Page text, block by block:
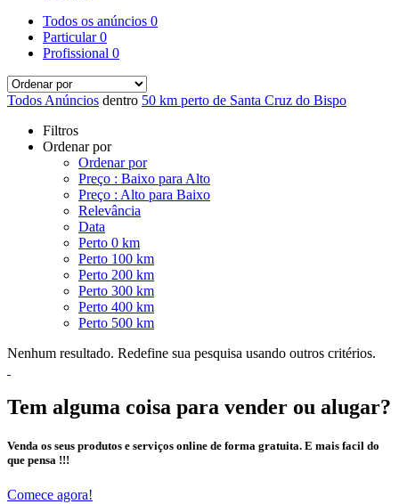
Todos os anúncios 0
Particular0
Profissional 0
Todos Anúncios dentro 50 km perto de Santa Cruz do Bispo
Filtros
Ordenar por
Ordenar por
Preço : Baixo para Alto
Preço : Alto para Baixo
Relevância
Data
Perto 0 km
Perto 100 km
Perto 200 km
Perto 300 km
Perto 400 km
Perto 500 km
Nenhum resultado. Redefine sua pesquisa usando outros critérios.
Tem alguma coisa para vender ou alugar?
Venda os seus produtos e serviços online de forma gratuita. E mais facil do
que pensa !!!
Comece agora!